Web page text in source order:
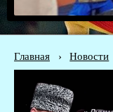
Главная › Новости